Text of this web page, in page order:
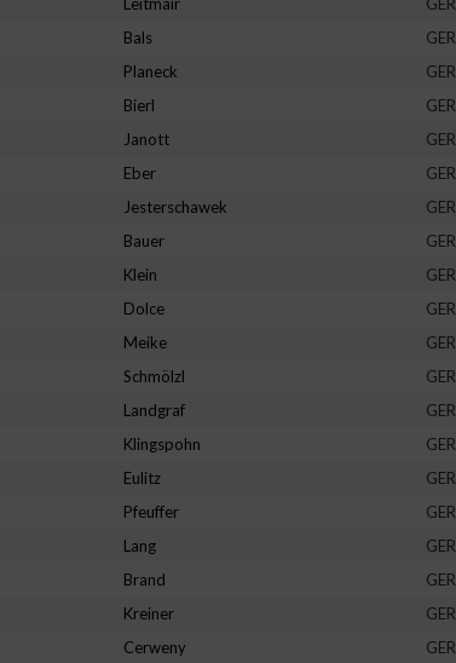
Bals GER
Planeck GER
Bierl GER
Janott GER
Eber GER
Jesterschawek GER
Bauer GER
Klein GER
Dolce GER
Meike GER
Schmölzl GER
Landgraf GER
Klingspohn GER
Eulitz GER
Pfeuffer GER
Lang GER
Brand GER
Kreiner GER
Cerweny GER
Personalisierung von Inhalten
von Inhalten
durch Statistiken oder Kombinationen von Daten aus
der Angebote